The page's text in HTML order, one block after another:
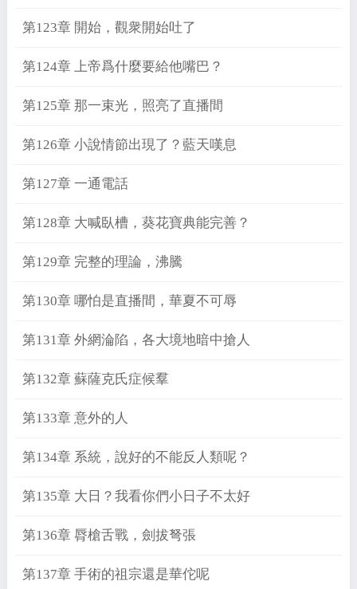
第123章 開始，觀衆開始吐了
第124章 上帝爲什麼要給他嘴巴？
第125章 那一束光，照亮了直播間
第126章 小說情節出現了？藍天嘆息
第127章 一通電話
第128章 大喊臥槽，葵花寶典能完善？
第129章 完整的理論，沸騰
第130章 哪怕是直播間，華夏不可辱
第131章 外網淪陷，各大境地暗中搶人
第132章 蘇薩克氏症候羣
第133章 意外的人
第134章 系統，說好的不能反人類呢？
第135章 大日？我看你們小日子不太好
第136章 脣槍舌戰，劍拔弩張
第137章 手術的祖宗還是華佗呢